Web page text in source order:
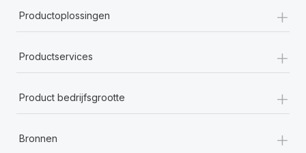
Productoplossingen +
Productservices +
Product bedrijfsgrootte +
Bronnen +